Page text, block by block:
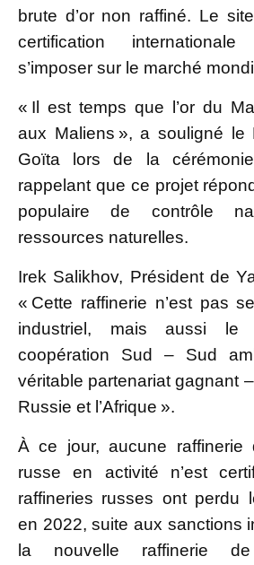
brute d’or non raffiné. Le
certification
s’imposer sur le marché
« Il est temps que l’or du
aux Maliens », a souligné le
Goïta lors de la
rappelant que ce projet
populaire de contrôle
ressources naturelles.
Irek Salikhov, Président de
« Cette raffinerie n’est pas
industriel, mais aussi le
coopération Sud – Sud
véritable partenariat gagnant
Russie et l’Afrique ».
À ce jour, aucune raffinerie
russe en activité n’est
raffineries russes ont perdu
en 2022, suite aux sanctions
la nouvelle raffinerie